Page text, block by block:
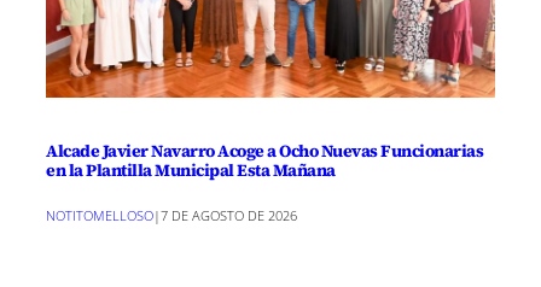
Alcade Javier Navarro Acoge a Ocho Nuevas Funcionarias
en la Plantilla Municipal Esta Mañana
NOTITOMELLOSO|7 DE AGOSTO DE 2026